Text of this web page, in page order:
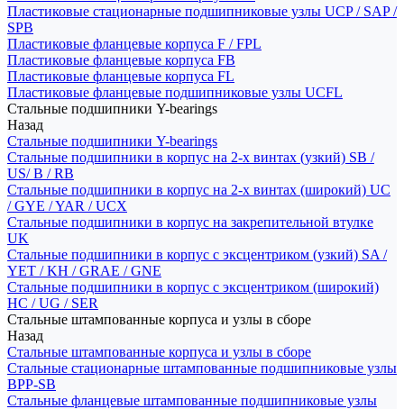
Пластиковые стационарные подшипниковые узлы UCP / SAP /
SPB
Пластиковые фланцевые корпуса F / FPL
Пластиковые фланцевые корпуса FB
Пластиковые фланцевые корпуса FL
Пластиковые фланцевые подшипниковые узлы UCFL
Стальные подшипники Y-bearings
Назад
Стальные подшипники Y-bearings
Стальные подшипники в корпус на 2-х винтах (узкий) SB /
US/ B / RB
Стальные подшипники в корпус на 2-х винтах (широкий) UC
/ GYE / YAR / UCX
Стальные подшипники в корпус на закрепительной втулке
UK
Стальные подшипники в корпус с эксцентриком (узкий) SA /
YET / KH / GRAE / GNE
Стальные подшипники в корпус с эксцентриком (широкий)
HC / UG / SER
Стальные штампованные корпуса и узлы в сборе
Назад
Стальные штампованные корпуса и узлы в сборе
Стальные стационарные штампованные подшипниковые узлы
BPP-SB
Стальные фланцевые штампованные подшипниковые узлы